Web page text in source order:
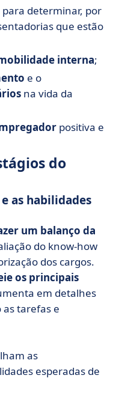
para determinar, por
que estão
interna;
e o
na vida da
positiva e
do
as habilidades
um balanço da
do know-how
dos cargos.
os principais
em detalhes
tarefas e
as
esperadas de